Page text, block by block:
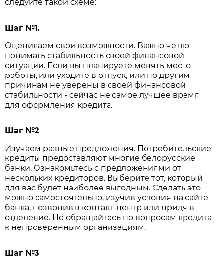
следуйте такой схеме:
Шаг №1.
Оцениваем свои возможности. Важно четко
понимать стабильность своей финансовой
ситуации. Если вы планируете менять место
работы, или уходите в отпуск, или по другим
причинам не уверены в своей финансовой
стабильности - сейчас не самое лучшее время
для оформления кредита.
Шаг №2
Изучаем разные предложения. Потребительские
кредиты предоставляют многие белорусские
банки. Ознакомьтесь с предложениями от
нескольких кредиторов. Выберите тот, который
для вас будет наиболее выгодным. Сделать это
можно самостоятельно, изучив условия на сайте
банка, позвонив в контакт-центр или придя в
отделение. Не обращайтесь по вопросам кредита
к непроверенным организациям.
Шаг №3